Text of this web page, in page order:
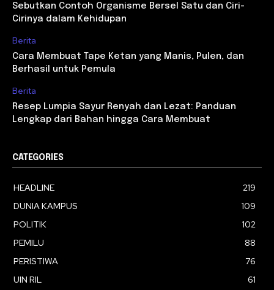
Sebutkan Contoh Organisme Bersel Satu dan Ciri-
Cirinya dalam Kehidupan
Berita
Cara Membuat Tape Ketan yang Manis, Pulen, dan
Berhasil untuk Pemula
Berita
Resep Lumpia Sayur Renyah dan Lezat: Panduan
Lengkap dari Bahan hingga Cara Membuat
CATEGORIES
HEADLINE
219
DUNIA KAMPUS
109
POLITIK
102
PEMILU
88
PERISTIWA
76
UIN RIL
61